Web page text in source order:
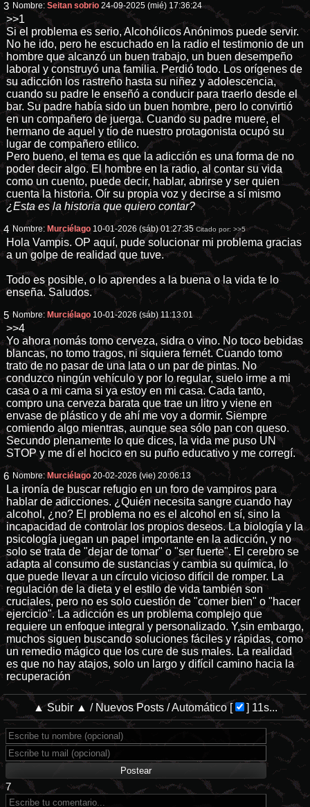
3 Nombre:Seitan sobrio 24-09-2025 (mié) 17:36:24
>>1
Si el problema es serio, Alcohólicos Anónimos puede servir.
No he ido, pero he escuchado en la radio el testimonio de un
hombre que alcanzó un buen trabajo, un buen desempeño
laboral y construyó una familia. Perdió todo. Los orígenes de
su adicción los rastreño hasta su niñez y adolescencia,
cuando su padre le enseñó a conducir para traerlo desde el
bar. Su padre había sido un buen hombre, pero lo convirtió
en un compañero de juerga. Cuando su padre muere, el
hermano de aquel y tío de nuestro protagonista ocupó su
lugar de compañero etílico.
Pero bueno, el tema es que la adicción es una forma de no
poder decir algo. El hombre en la radio, al contar su vida
como un cuento, puede decir, hablar, abrirse y ser quien
cuenta la historia. Oír su propia voz y decirse a sí mismo
¿Esta es la historia que quiero contar?
4 Nombre: Murciélago 10-01-2026 (sáb) 01:27:35 Citado por:>>5
Hola Vampis. OP aquí, pude solucionar mi problema gracias
a un golpe de realidad que tuve.
Todo es posible, o lo aprendes a la buena o la vida te lo
enseña. Saludos.
5 Nombre: Murciélago 10-01-2026 (sáb) 11:13:01
>>4
Yo ahora nomás tomo cerveza, sidra o vino. No toco bebidas
blancas, no tomo tragos, ni siquiera fernét. Cuando tomo
trato de no pasar de una lata o un par de pintas. No
conduzco ningún vehículo y por lo regular, suelo irme a mi
casa o a mi cama si ya estoy en mi casa. Cada tanto,
compro una cerveza barata que trae un litro y viene en
envase de plástico y de ahí me voy a dormir. Siempre
comiendo algo mientras, aunque sea sólo pan con queso.
Secundo plenamente lo que dices, la vida me puso UN
STOP y me dí el hocico en su puño educativo y me corregí.
6 Nombre: Murciélago 20-02-2026 (vie) 20:06:13
La ironía de buscar refugio en un foro de vampiros para
hablar de adicciones. ¿Quién necesita sangre cuando hay
alcohol, ¿no? El problema no es el alcohol en sí, sino la
incapacidad de controlar los propios deseos. La biología y la
psicología juegan un papel importante en la adicción, y no
solo se trata de "dejar de tomar" o "ser fuerte". El cerebro se
adapta al consumo de sustancias y cambia su química, lo
que puede llevar a un círculo vicioso difícil de romper. La
regulación de la dieta y el estilo de vida también son
cruciales, pero no es solo cuestión de "comer bien" o "hacer
ejercicio". La adicción es un problema complejo que
requiere un enfoque integral y personalizado. Y,sin embargo,
muchos siguen buscando soluciones fáciles y rápidas, como
un remedio mágico que los cure de sus males. La realidad
es que no hay atajos, solo un largo y difícil camino hacia la
recuperación
▲ Subir ▲ / Nuevos Posts/Automático[ ] 11s...
7